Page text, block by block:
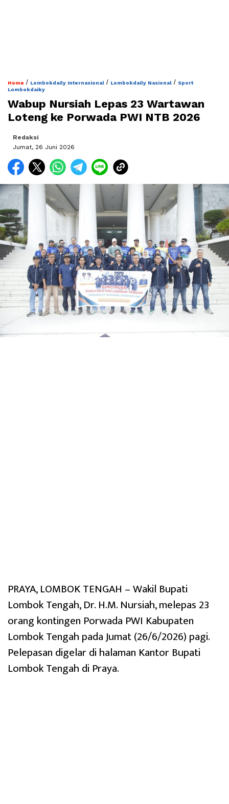
Home / Lombokdaily Internasional / Lombokdaily Nasional / Sport
Lombokdaiky
Wabup Nursiah Lepas 23 Wartawan
Loteng ke Porwada PWI NTB 2026
Redaksi
Jumat, 26 Juni 2026
PRAYA, LOMBOK TENGAH – Wakil Bupati
Lombok Tengah, Dr. H.M. Nursiah, melepas 23
orang kontingen Porwada PWI Kabupaten
Lombok Tengah pada Jumat (26/6/2026) pagi.
Pelepasan digelar di halaman Kantor Bupati
Lombok Tengah di Praya.